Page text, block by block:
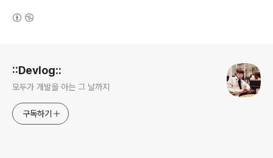
::Devlog::
모두가 개발을 아는 그 날까지
구독하기